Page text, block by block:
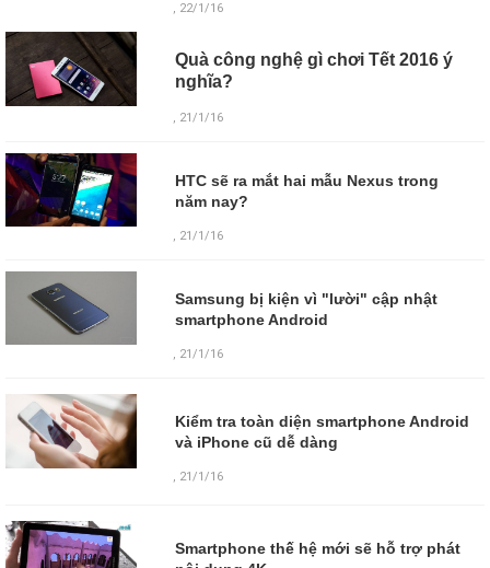
, 22/1/16
Quà công nghệ gì chơi Tết 2016 ý
nghĩa?
, 21/1/16
HTC sẽ ra mắt hai mẫu Nexus trong
năm nay?
, 21/1/16
Samsung bị kiện vì "lười" cập nhật
smartphone Android
, 21/1/16
Kiểm tra toàn diện smartphone Android
và iPhone cũ dễ dàng
, 21/1/16
Smartphone thế hệ mới sẽ hỗ trợ phát